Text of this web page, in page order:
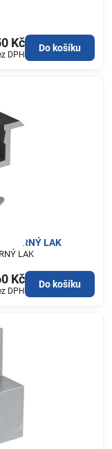
Kč
DPH
Do košíku
ČERNÝ LAK
LAK
Kč
DPH
Do košíku